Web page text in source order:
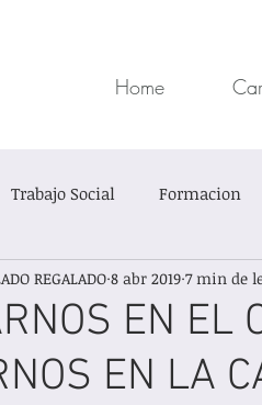
Home
Trabajo Social Formacion
Infantil Trabajo Social
sin título
EN EL
EN LA
REGALADO 8 abr 2019 7 min de